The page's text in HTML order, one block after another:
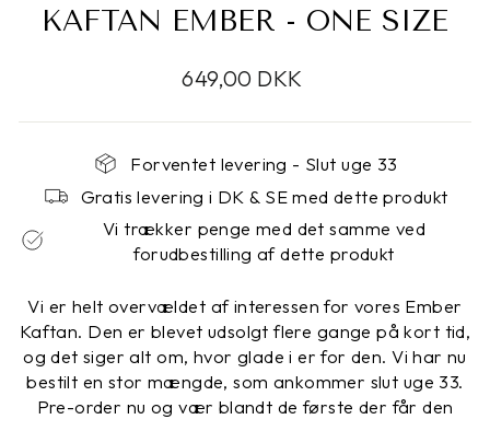
KAFTAN EMBER - ONE SIZE
649,00 DKK
Forventet levering - Slut uge 33
Gratis levering i DK & SE med dette produkt
Vi trækker penge med det samme ved
forudbestilling af dette produkt
Vi er helt overvældet af interessen for vores Ember
Kaftan. Den er blevet udsolgt flere gange på kort tid,
og det siger alt om, hvor glade i er for den. Vi har nu
bestilt en stor mængde, som ankommer slut uge 33.
Pre-order nu og vær blandt de første der får den